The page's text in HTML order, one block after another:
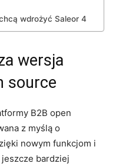
⁢wdrożyć Saleor 4
⁤wersja
source
B2B open
z myślą o
nowym funkcjom⁣ i
bardziej